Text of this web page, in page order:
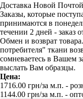
Доставка Новой
Заказы, которые
принимаются в
течении 2 дней - заказ
Обмен и возврат
потребителя" ткани
сомневаетесь в Вашем
выслать Вам образцы.
Цена:
1716.00 грн/за м.п. -
1144.00 грн/за м.п. -